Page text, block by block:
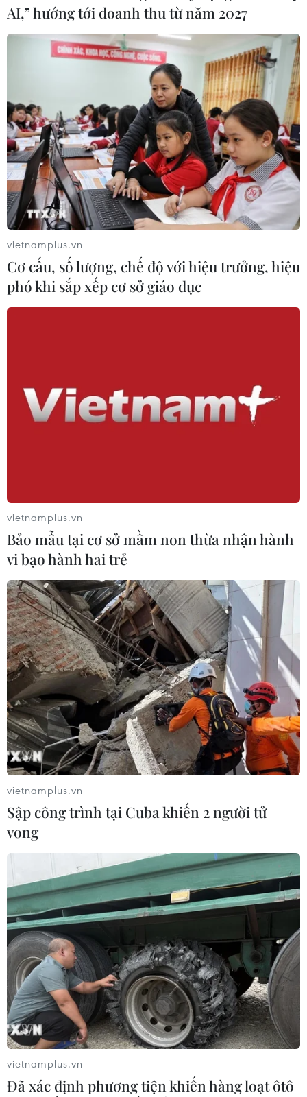
Học sinh Hà Nội cùng nhau “hiến
kế” ngăn chặn biến đổi khí hậu
27/11/2015 09:44
Tình trạng biến đổi khí hậu đang diễn ra với tốc độ
ngày càng nhanh chóng dẫn tới những thảm họa thiên
nhiên khốc liệt trên toàn thế giới.
AI,” hướng tới doanh thu từ năm 2027
vietnamplus.vn
Cơ cấu, số lượng, chế độ với hiệu trưởng, hiệu
phó khi sắp xếp cơ sở giáo dục
vietnamplus.vn
Bảo mẫu tại cơ sở mầm non thừa nhận hành
vi bạo hành hai trẻ
vietnamplus.vn
Sập công trình tại Cuba khiến 2 người tử
vong
vietnamplus.vn
Đã xác định phương tiện khiến hàng loạt ôtô